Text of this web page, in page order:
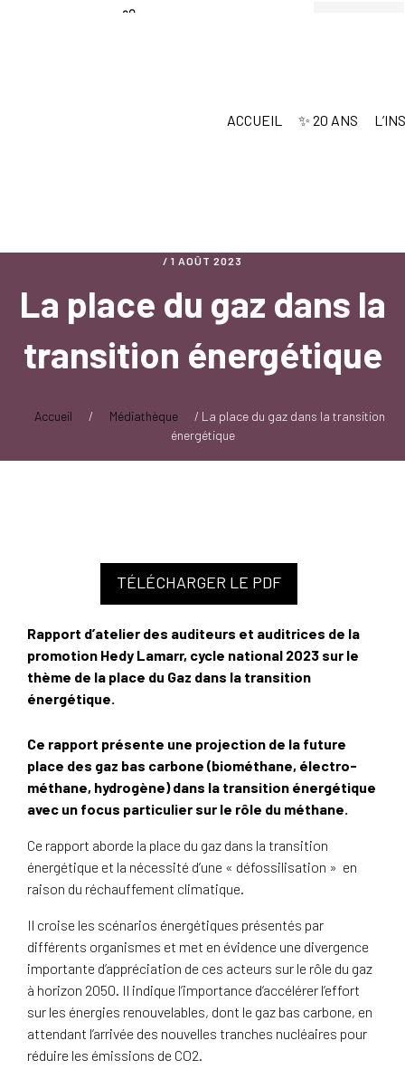
ACCUEIL ✨ 20 ANS
/ 1 AOÛT 2023
La place du gaz dans la
transition énergétique
Accueil / Médiathèque / La place du gaz dans la transition
énergétique
TÉLÉCHARGER LE PDF
Rapport d’atelier des auditeurs et auditrices de la
promotion Hedy Lamarr, cycle national 2023 sur le
thème de la place du Gaz dans la transition
énergétique.
Ce rapport présente une projection de la future
place des gaz bas carbone (biométhane, électro-
méthane, hydrogène) dans la transition énergétique
avec un focus particulier sur le rôle du méthane.
Ce rapport aborde la place du gaz dans la transition
énergétique et la nécessité d’une « défossilisation » en
raison du réchauffement climatique.
Il croise les scénarios énergétiques présentés par
différents organismes et met en évidence une divergence
importante d’appréciation de ces acteurs sur le rôle du gaz
à horizon 2050. Il indique l’importance d’accélérer l’effort
sur les énergies renouvelables, dont le gaz bas carbone, en
attendant l’arrivée des nouvelles tranches nucléaires pour
réduire les émissions de CO2.